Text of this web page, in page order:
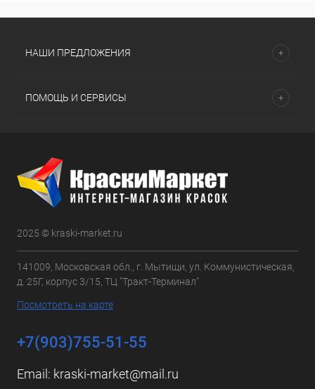
НАШИ ПРЕДЛОЖЕНИЯ
ПОМОЩЬ И СЕРВИСЫ
2025 © kraski-market.ru
141009, Московская обл., г. Мытищи, ул. Коммунистическая,
д. 25Г, корпус 3/15, ТЦ "Тракт-Терминал"
Посмотреть на карте
+7(903)755-51-55
Email: kraski-market@mail.ru